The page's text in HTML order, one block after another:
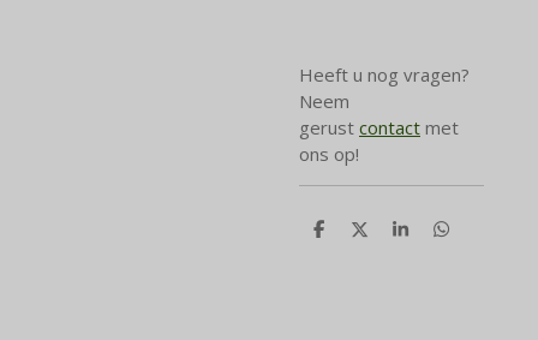
Heeft u nog vragen?
Neem
gerust contact met
ons op!
D
D
S
D